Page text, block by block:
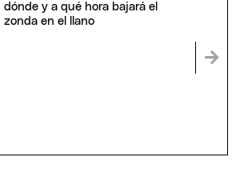
dónde y a qué hora bajará el
zonda en el llano